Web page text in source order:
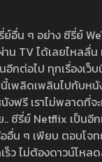
น ๆ อย่าง ซีรี่ย์
น TV ได้เลยไหลลื่
กต่อไป ทุกเรื่องเว็
เพลิดเพลินไปกับห
ฟรี เราไม่พลาดที่
.. ซีรี่ย์ Netflix เป็น
น ๆ เพียบ ตอบโจท
ว ไม่ต้องดาวน์โห